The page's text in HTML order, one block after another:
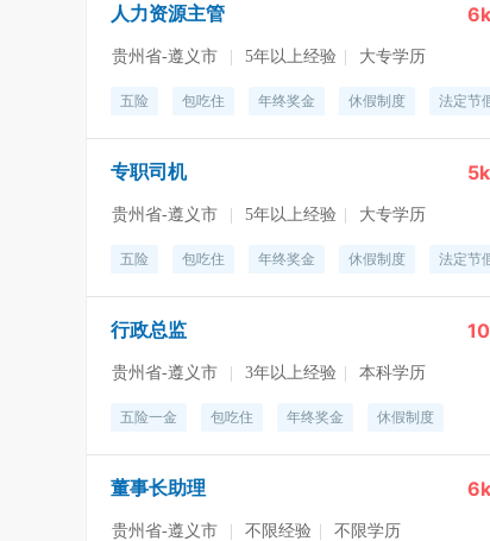
人力资源主管
贵州省-遵义市 5年以上经验 大专学历
五险 包吃住 年终奖金 休假制度 法定节
专职司机
贵州省-遵义市 5年以上经验 大专学历
五险 包吃住 年终奖金 休假制度 法定节
行政总监
贵州省-遵义市 3年以上经验 本科学历
五险一金 包吃住 年终奖金 休假制度
董事长助理
贵州省-遵义市 不限经验 不限学历